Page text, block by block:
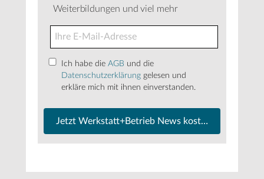
Weiterbildungen und viel mehr
Ich habe die AGB und die
Datenschutzerklärung gelesen und
erkläre mich mit ihnen einverstanden.
Jetzt Werkstatt+Betrieb News kostenfrei